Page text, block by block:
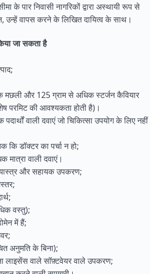
के पार निवासी नागरिकों द्वारा अस्थायी रूप से
उन्हें वापस करने के लिखित दायित्व के साथ।
जा सकता है
मछली और 125 ग्राम से अधिक स्टर्जन कैवियार
परमिट की आवश्यकता होती है)।
वाली दवाएं जो चिकित्सा उपयोग के लिए नहीं
कि डॉक्टर का पर्चा न हो;
मात्रा वाली दवाएं।
और सहायक उपकरण;
वस्तु);
में हैं;
अनुमति के बिना);
लाइसेंस वाले सॉफ़्टवेयर वाले उपकरण;